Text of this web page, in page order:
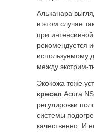
Альканара
в этом случае
при
рекомендуется
используемому
между экстрим-
Экокожа тоже
кресел Acura
регулировки
системы
качественно. И